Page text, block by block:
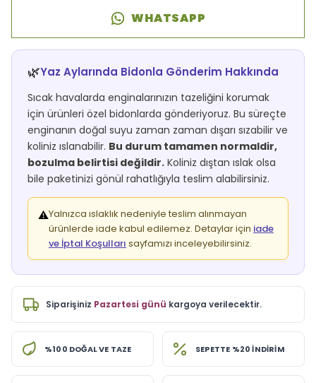
WHATSAPP
🌿Yaz Aylarında Bidonla Gönderim Hakkında
Sıcak havalarda enginalarınızın tazeliğini korumak
için ürünleri özel bidonlarda gönderiyoruz. Bu süreçte
enginanın doğal suyu zaman zaman dışarı sızabilir ve
koliniz ıslanabilir. Bu durum tamamen normaldir,
bozulma belirtisi değildir. Koliniz dıştan ıslak olsa
bile paketinizi gönül rahatlığıyla teslim alabilirsiniz.
⚠️Yalnızca ıslaklık nedeniyle teslim alınmayan
ürünlerde iade kabul edilemez. Detaylar için iade
ve İptal Koşulları sayfamızı inceleyebilirsiniz.
Siparişiniz Pazartesi günü kargoya verilecektir.
%100 DOĞAL VE TAZE SEPETTE %20 İNDİRİM